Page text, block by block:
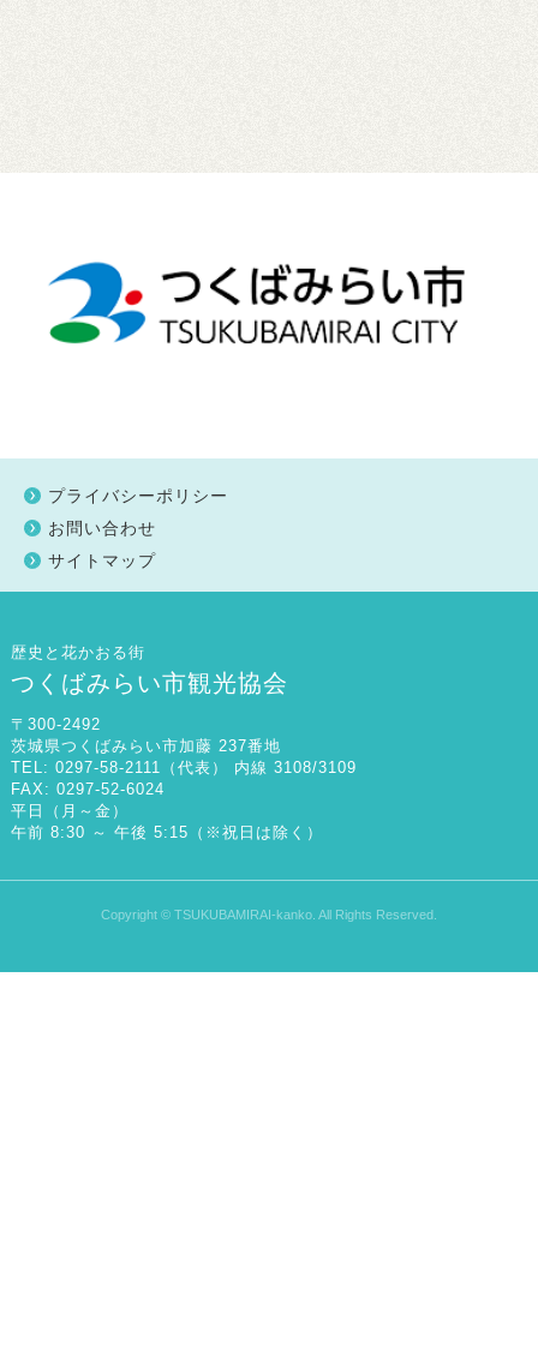
プライバシーポリシー
お問い合わせ
サイトマップ
歴史と花かおる街
つくばみらい市観光協会
〒300-2492
茨城県つくばみらい市加藤 237番地
TEL: 0297-58-2111（代表） 内線 3108/3109
FAX: 0297-52-6024
平日（月～金）
午前 8:30 ～ 午後 5:15（※祝日は除く）
Copyright © TSUKUBAMIRAI-kanko. All Rights Reserved.